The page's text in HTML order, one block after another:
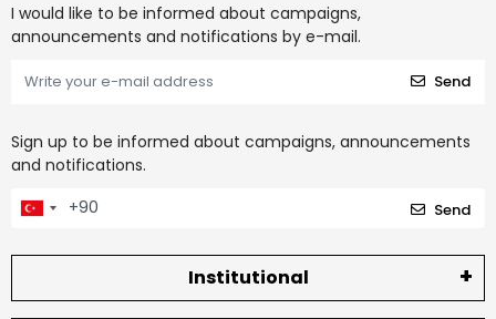
I would like to be informed about campaigns,
announcements and notifications by e-mail.
Send
Sign up to be informed about campaigns, announcements
and notifications.
Send
Institutional